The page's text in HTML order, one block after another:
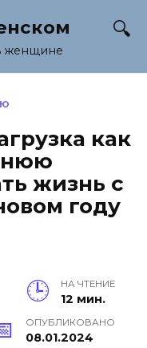
женщине
как
жизнь с
году
НА ЧТЕНИЕ
12 мин.
ОПУБЛИКОВАНО
08.01.2024